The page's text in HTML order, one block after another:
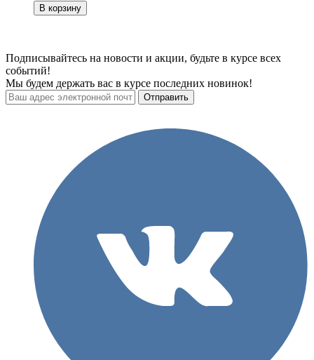
В корзину
Подписывайтесь на новости и акции, будьте в курсе всех
событий!
Мы будем держать вас в курсе последних новинок!